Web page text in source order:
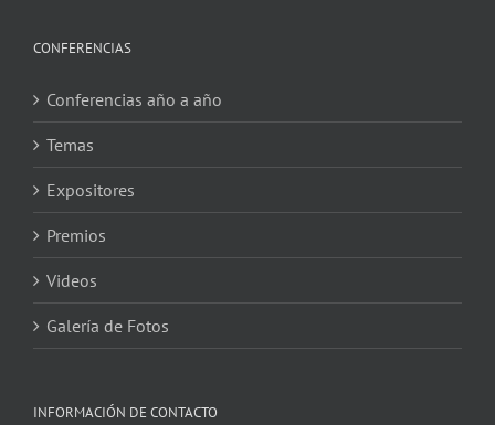
CONFERENCIAS
Conferencias año a año
Temas
Expositores
Premios
Videos
Galería de Fotos
INFORMACIÓN DE CONTACTO